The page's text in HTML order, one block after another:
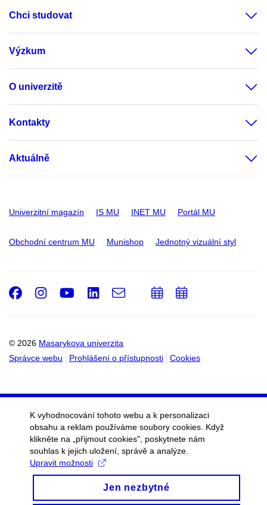
Chci studovat
Výzkum
O univerzitě
Kontakty
Aktuálně
Univerzitní magazín IS MU INET MU Portál MU
Obchodní centrum MU Munishop Jednotný vizuální styl
© 2026 Masarykova univerzita
Správce webu
Prohlášení o přístupnosti Cookies
Facebook
Instagram
Youtube
LinkedIn
e-
PřidatPřidat
K vyhodnocování tohoto webu a k personalizaci
obsahu a reklam používáme soubory cookies. Když
klikněte na „přijmout cookies", poskytnete nám
souhlas k jejich uložení, správě a analýze.
Upravit možnosti
Jen nezbytné